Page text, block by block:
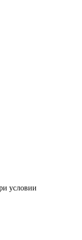
условии